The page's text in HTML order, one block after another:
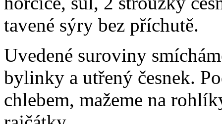
tavené sýry bez příchutě.
Uvedené suroviny
bylinky a utřený česnek.
chlebem, mažeme na